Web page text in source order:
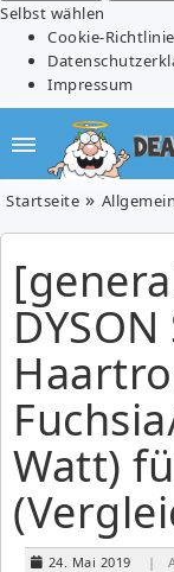
Selbst wählen
Cookie-Richtlinie
Impressum
Startseite Allgemein
Watt)
24. Mai 2019 |